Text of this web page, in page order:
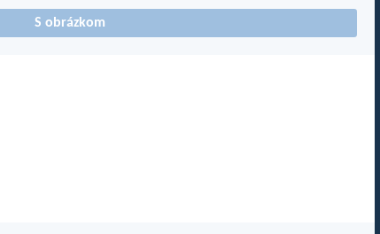
S obrázkom